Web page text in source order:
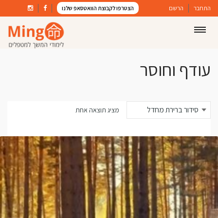
הצטרפו לקבוצת הוואטסאפ שלנו התחבר הרשם
עודף וחוסר
מציג תוצאה אחת